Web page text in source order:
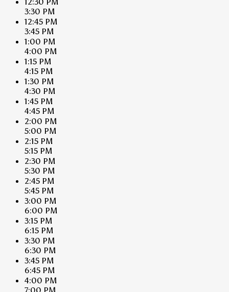
3:30 PM
12:45 PM
3:45 PM
1:00 PM
4:00 PM
1:15 PM
4:15 PM
1:30 PM
4:30 PM
1:45 PM
4:45 PM
2:00 PM
5:00 PM
2:15 PM
5:15 PM
2:30 PM
5:30 PM
2:45 PM
5:45 PM
3:00 PM
6:00 PM
3:15 PM
6:15 PM
3:30 PM
6:30 PM
3:45 PM
6:45 PM
4:00 PM
7:00 PM